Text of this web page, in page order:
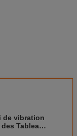
de vibration
Tableaux